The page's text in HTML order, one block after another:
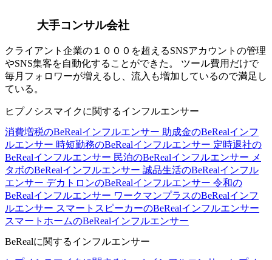
大手コンサル会社
クライアント企業の１０００を超えるSNSアカウントの管理
やSNS集客を自動化することができた。 ツール費用だけで
毎月フォロワーが増えるし、流入も増加しているので満足し
ている。
ヒプノシスマイクに関するインフルエンサー
消費増税のBeRealインフルエンサー 助成金のBeRealインフ
ルエンサー 時短勤務のBeRealインフルエンサー 定時退社の
BeRealインフルエンサー 民泊のBeRealインフルエンサー メ
タボのBeRealインフルエンサー 誠品生活のBeRealインフル
エンサー デカトロンのBeRealインフルエンサー 令和の
BeRealインフルエンサー ワークマンプラスのBeRealインフ
ルエンサー スマートスピーカーのBeRealインフルエンサー
スマートホームのBeRealインフルエンサー
BeRealに関するインフルエンサー